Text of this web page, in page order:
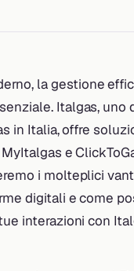
la gestione
Italgas, uno
in Italia, offre
e
i molteplici
digitali e come
interazioni con